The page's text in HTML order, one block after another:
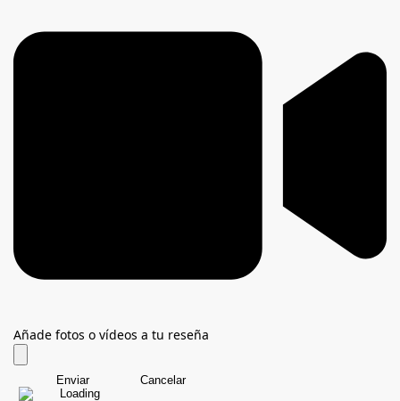
Añade fotos o vídeos a tu reseña
Enviar Cancelar